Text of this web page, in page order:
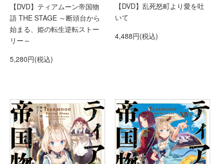
【DVD】ティアムーン帝国物
語 THE STAGE ～断頭台から
始まる、姫の転生逆転ストー
リー～
5,280円(税込)
【DVD】乱死怒町より愛を吐
いて
4,488円(税込)